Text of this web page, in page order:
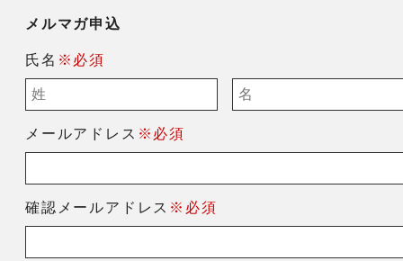
メルマガ申込
氏名 ※必須
メールアドレス ※必須
確認メールアドレス ※必須